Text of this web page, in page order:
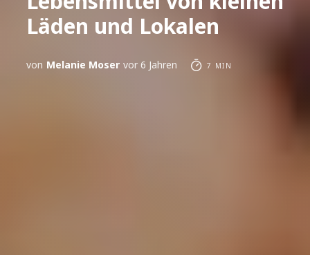
Läden und Lokalen
von Melanie Moser vor 6 Jahren 7 MIN